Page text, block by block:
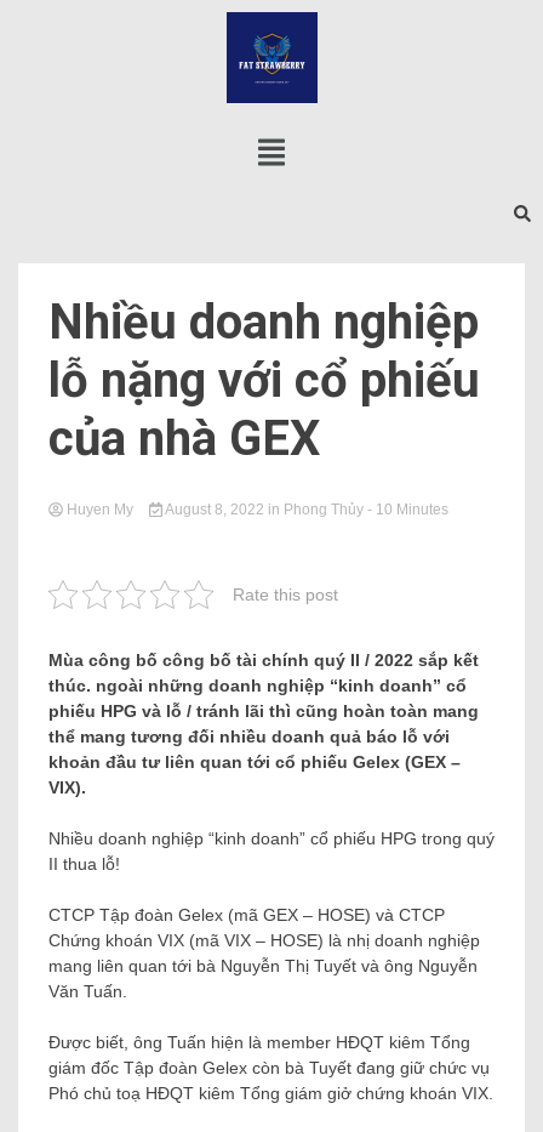
Nhiều doanh nghiệp
lỗ nặng với cổ phiếu
của nhà GEX
Huyen My August 8, 2022 in Phong Thủy - 10 Minutes
Rate this post
Mùa công bố công bố tài chính quý II / 2022 sắp kết
thúc. ngoài những doanh nghiệp “kinh doanh” cổ
phiếu HPG và lỗ / tránh lãi thì cũng hoàn toàn mang
thể mang tương đối nhiều doanh quả báo lỗ với
khoản đầu tư liên quan tới cổ phiếu Gelex (GEX –
VIX).
Nhiều doanh nghiệp “kinh doanh” cổ phiếu HPG trong quý
II thua lỗ!
CTCP Tập đoàn Gelex (mã GEX – HOSE) và CTCP
Chứng khoán VIX (mã VIX – HOSE) là nhị doanh nghiệp
mang liên quan tới bà Nguyễn Thị Tuyết và ông Nguyễn
Văn Tuấn.
Được biết, ông Tuấn hiện là member HĐQT kiêm Tổng
giám đốc Tập đoàn Gelex còn bà Tuyết đang giữ chức vụ
Phó chủ toạ HĐQT kiêm Tổng giám giở chứng khoán VIX.